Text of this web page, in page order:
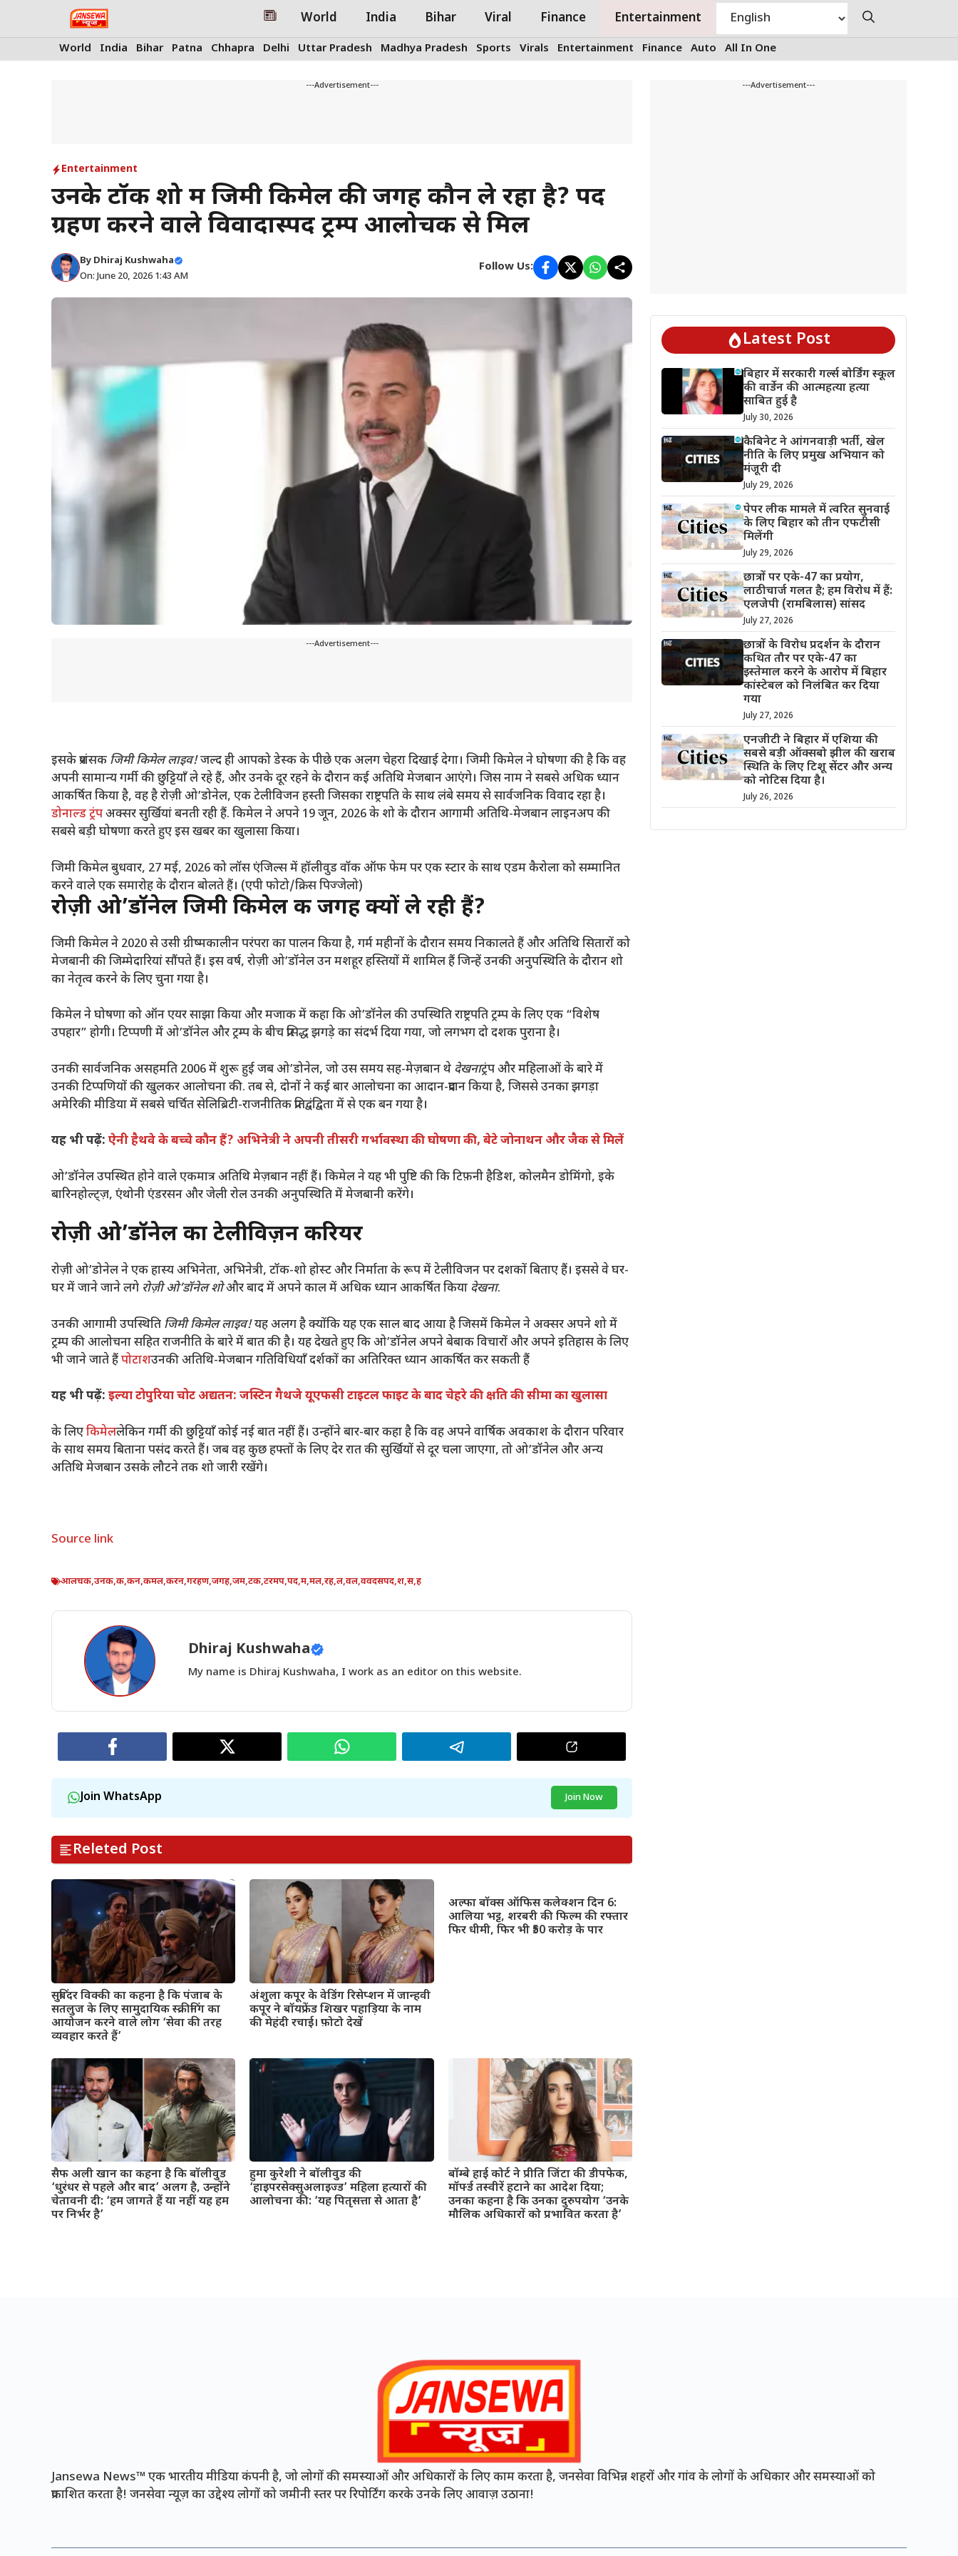
World India Bihar Viral Finance Entertainment
World India Bihar Patna Chhapra Delhi Uttar Pradesh Madhya Pradesh Sports Virals Entertainment Finance Auto All In One
---Advertisement---
Entertainment
उनके टॉक शो में जिमी किमेल की जगह कौन ले रहा है? पद
ग्रहण करने वाले विवादास्पद ट्रम्प आलोचक से मिलें
By Dhiraj Kushwaha
On: June 20, 2026 1:43 AM
Follow Us:
---Advertisement---
इसके प्रशंसक जिमी किमेल लाइव!जल्द ही आपको डेस्क के पीछे एक अलग चेहरा दिखाई देगा। जिमी किमेल ने घोषणा की है कि वह
अपनी सामान्य गर्मी की छुट्टियाँ ले रहे हैं, और उनके दूर रहने के दौरान कई अतिथि मेजबान आएंगे। जिस नाम ने सबसे अधिक ध्यान
आकर्षित किया है, वह है रोज़ी ओ’डोनेल, एक टेलीविजन हस्ती जिसका राष्ट्रपति के साथ लंबे समय से सार्वजनिक विवाद रहा है।
डोनाल्ड ट्रंपअक्सर सुर्खियां बनती रही हैं. किमेल ने अपने 19 जून, 2026 के शो के दौरान आगामी अतिथि-मेजबान लाइनअप की
सबसे बड़ी घोषणा करते हुए इस खबर का खुलासा किया।
जिमी किमेल बुधवार, 27 मई, 2026 को लॉस एंजिल्स में हॉलीवुड वॉक ऑफ फेम पर एक स्टार के साथ एडम कैरोला को सम्मानित
करने वाले एक समारोह के दौरान बोलते हैं। (एपी फोटो/क्रिस पिज्जेलो)
रोज़ी ओ’डॉनेल जिमी किमेल की जगह क्यों ले रही हैं?
जिमी किमेल ने 2020 से उसी ग्रीष्मकालीन परंपरा का पालन किया है, गर्म महीनों के दौरान समय निकालते हैं और अतिथि सितारों को
मेजबानी की जिम्मेदारियां सौंपते हैं। इस वर्ष, रोज़ी ओ’डॉनेल उन मशहूर हस्तियों में शामिल हैं जिन्हें उनकी अनुपस्थिति के दौरान शो
का नेतृत्व करने के लिए चुना गया है।
किमेल ने घोषणा को ऑन एयर साझा किया और मजाक में कहा कि ओ’डॉनेल की उपस्थिति राष्ट्रपति ट्रम्प के लिए एक “विशेष
उपहार” होगी। टिप्पणी में ओ’डॉनेल और ट्रम्प के बीच प्रसिद्ध झगड़े का संदर्भ दिया गया, जो लगभग दो दशक पुराना है।
उनकी सार्वजनिक असहमति 2006 में शुरू हुई जब ओ’डोनेल, जो उस समय सह-मेज़बान थे देखनाट्रंप और महिलाओं के बारे में
उनकी टिप्पणियों की खुलकर आलोचना की. तब से, दोनों ने कई बार आलोचना का आदान-प्रदान किया है, जिससे उनका झगड़ा
अमेरिकी मीडिया में सबसे चर्चित सेलिब्रिटी-राजनीतिक प्रतिद्वंद्विता में से एक बन गया है।
यह भी पढ़ें: ऐनी हैथवे के बच्चे कौन हैं? अभिनेत्री ने अपनी तीसरी गर्भावस्था की घोषणा की, बेटे जोनाथन और जैक से मिलें
ओ’डॉनेल उपस्थित होने वाले एकमात्र अतिथि मेज़बान नहीं हैं। किमेल ने यह भी पुष्टि की कि टिफ़नी हैडिश, कोलमैन डोमिंगो, इके
बारिनहोल्ट्ज़, एंथोनी एंडरसन और जेली रोल उनकी अनुपस्थिति में मेजबानी करेंगे।
रोज़ी ओ’डॉनेल का टेलीविज़न करियर
रोज़ी ओ’डोनेल ने एक हास्य अभिनेता, अभिनेत्री, टॉक-शो होस्ट और निर्माता के रूप में टेलीविजन पर दशकों बिताए हैं। इससे वे घर-
घर में जाने जाने लगे रोज़ी ओ’डॉनेल शोऔर बाद में अपने काल में अधिक ध्यान आकर्षित किया देखना.
उनकी आगामी उपस्थिति जिमी किमेल लाइव!यह अलग है क्योंकि यह एक साल बाद आया है जिसमें किमेल ने अक्सर अपने शो में
ट्रम्प की आलोचना सहित राजनीति के बारे में बात की है। यह देखते हुए कि ओ’डॉनेल अपने बेबाक विचारों और अपने इतिहास के लिए
भी जाने जाते हैंपोटाशउनकी अतिथि-मेजबान गतिविधियाँ दर्शकों का अतिरिक्त ध्यान आकर्षित कर सकती हैं
यह भी पढ़ें: इल्या टोपुरिया चोट अद्यतन: जस्टिन गैथजे यूएफसी टाइटल फाइट के बाद चेहरे की क्षति की सीमा का खुलासा
के लिएकिमेललेकिन गर्मी की छुट्टियाँ कोई नई बात नहीं हैं। उन्होंने बार-बार कहा है कि वह अपने वार्षिक अवकाश के दौरान परिवार
के साथ समय बिताना पसंद करते हैं। जब वह कुछ हफ्तों के लिए देर रात की सुर्खियों से दूर चला जाएगा, तो ओ’डॉनेल और अन्य
अतिथि मेजबान उसके लौटने तक शो जारी रखेंगे।
Source link
आलचक,उनक,क,कन,कमल,करन,गरहण,जगह,जम,टक,टरमप,पद,म,मल,रह,ल,वल,ववदसपद,श,स,ह
Dhiraj Kushwaha
My name is Dhiraj Kushwaha, I work as an editor on this website.
Join WhatsApp Join Now
Releted Post
सुबिंदर विक्की का कहना है कि पंजाब के
सतलुज के लिए सामुदायिक स्क्रीनिंग का
आयोजन करने वाले लोग ‘सेवा की तरह
व्यवहार करते हैं’
अंशुला कपूर के वेडिंग रिसेप्शन में जान्हवी
कपूर ने बॉयफ्रेंड शिखर पहाड़िया के नाम
की मेहंदी रचाई। फ़ोटो देखें
अल्फा बॉक्स ऑफिस कलेक्शन दिन 6:
आलिया भट्ट, शरबरी की फिल्म की रफ्तार
फिर धीमी, फिर भी ₹50 करोड़ के पार
सैफ अली खान का कहना है कि बॉलीवुड
‘धुरंधर से पहले और बाद’ अलग है, उन्होंने
चेतावनी दी: ‘हम जागते हैं या नहीं यह हम
पर निर्भर है’
हुमा कुरेशी ने बॉलीवुड की
‘हाइपरसेक्सुअलाइज्ड’ महिला हत्यारों की
आलोचना की: ‘यह पितृसत्ता से आता है’
बॉम्बे हाई कोर्ट ने प्रीति जिंटा की डीपफेक,
मॉर्फ्ड तस्वीरें हटाने का आदेश दिया;
उनका कहना है कि उनका दुरुपयोग ‘उनके
मौलिक अधिकारों को प्रभावित करता है’
---Advertisement---
Latest Post
बिहार में सरकारी गर्ल्स बोर्डिंग स्कूल
की वार्डेन की आत्महत्या हत्या
साबित हुई है
July 30, 2026
कैबिनेट ने आंगनवाड़ी भर्ती, खेल
नीति के लिए प्रमुख अभियान को
मंजूरी दी
July 29, 2026
पेपर लीक मामले में त्वरित सुनवाई
के लिए बिहार को तीन एफटीसी
मिलेंगी
July 29, 2026
छात्रों पर एके-47 का प्रयोग,
लाठीचार्ज गलत है; हम विरोध में हैं:
एलजेपी (रामबिलास) सांसद
July 27, 2026
छात्रों के विरोध प्रदर्शन के दौरान
कथित तौर पर एके-47 का
इस्तेमाल करने के आरोप में बिहार
कांस्टेबल को निलंबित कर दिया
गया
July 27, 2026
एनजीटी ने बिहार में एशिया की
सबसे बड़ी ऑक्सबो झील की खराब
स्थिति के लिए टिशू सेंटर और अन्य
को नोटिस दिया है।
July 26, 2026
Jansewa News™ एक भारतीय मीडिया कंपनी है, जो लोगों की समस्याओं और अधिकारों के लिए काम करता है, जनसेवा विभिन्न शहरों और गांव के लोगों के अधिकार और समस्याओं को
प्रकाशित करता है! जनसेवा न्यूज़ का उद्देश्य लोगों को जमीनी स्तर पर रिपोर्टिंग करके उनके लिए आवाज़ उठाना!